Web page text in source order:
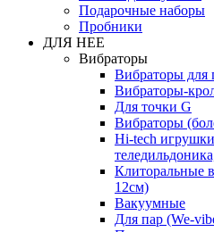
Подарочные наборы
Пробники
ДЛЯ НЕЕ
Вибраторы
Вибраторы для
Вибраторы-
Для точки G
Вибраторы
Hi-tech
Клиторальные
12см)
Вакуумные
Для пар (We-